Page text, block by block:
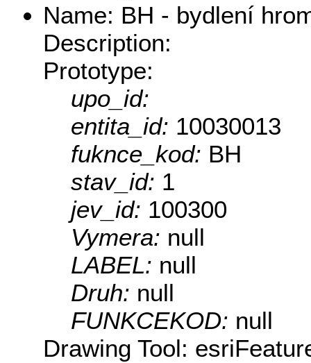
Name: BH - bydlení
Description:
Prototype:
upo_id:
entita_id: 10030013
fuknce_kod: BH
stav_id: 1
jev_id: 100300
Vymera: null
LABEL: null
Druh: null
FUNKCEKOD: null
Drawing Tool: